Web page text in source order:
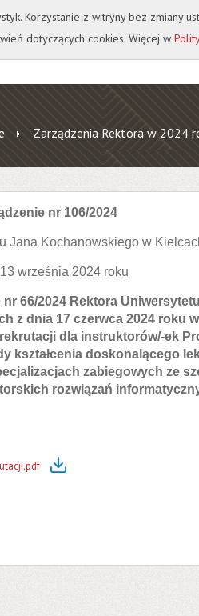
A A
Zarządzenia Rektora w 2024
nr 106/2024
Jana Kochanowskiego w
września 2024 roku
66/2024 Rektora
z dnia 17 czerwca 2024 roku
dla instruktorów/-ek
kształcenia doskonalącego
zabiegowych ze
rozwiązań
Korzystanie z witryny bez zmiany
dotyczących cookies. Więcej w